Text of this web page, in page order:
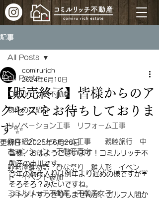
記事
All Posts
コミルリッチ不動産
物件のご紹介
リノベーション工事 リフォーム工事
物件紹介 リフォーム工事 親睦旅行 中
古マンション 不動産査定
野老澤雛物語 ひな祭り 雛人形 イベン
ト イベント参加
コミルリッチ不動産 不動産女子
All Posts
【販売終了】皆様からのア
クセスをお待ちしておりま
す✨
comirurich
2024年6月10日
更新日：2025年6月26日
皆様、おはようございます！コミルリッチ不
動産の市川です。
今年の梅雨入りは例年より遅めの様ですが☔
そろそろ？みたいですね。
ジトジトすっきりしませんが、ゴルフ人間か